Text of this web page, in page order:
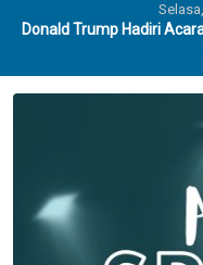
Donald Trump Hadiri